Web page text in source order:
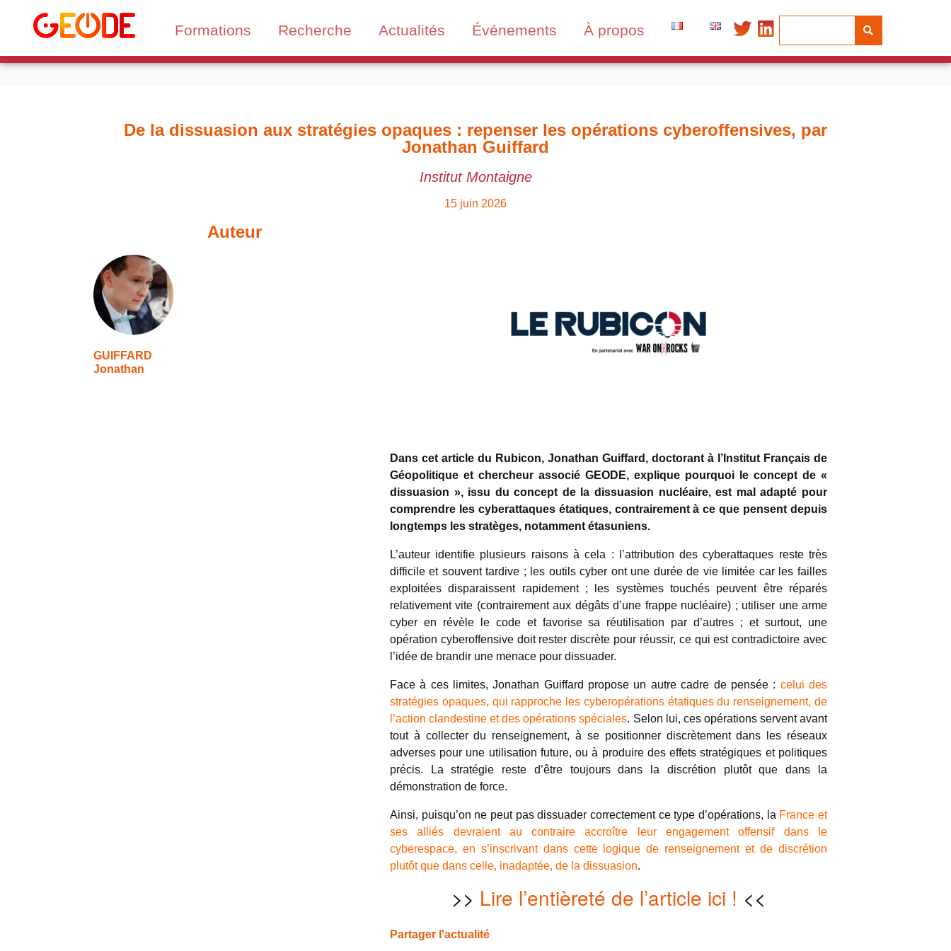
Formations Recherche Actualités Événements À propos
De la dissuasion aux stratégies opaques : repenser les opérations cyberoffensives, par
Jonathan Guiffard
Institut Montaigne
15 juin 2026
Auteur
GUIFFARD
Jonathan
Dans cet article du Rubicon, Jonathan Guiffard, doctorant à l’Institut Français de
Géopolitique et chercheur associé GEODE, explique pourquoi le concept de «
dissuasion », issu du concept de la dissuasion nucléaire, est mal adapté pour
comprendre les cyberattaques étatiques, contrairement à ce que pensent depuis
longtemps les stratèges, notamment étasuniens.
L’auteur identifie plusieurs raisons à cela : l’attribution des cyberattaques reste très
difficile et souvent tardive ; les outils cyber ont une durée de vie limitée car les failles
exploitées disparaissent rapidement ; les systèmes touchés peuvent être réparés
relativement vite (contrairement aux dégâts d’une frappe nucléaire) ; utiliser une arme
cyber en révèle le code et favorise sa réutilisation par d’autres ; et surtout, une
opération cyberoffensive doit rester discrète pour réussir, ce qui est contradictoire avec
l’idée de brandir une menace pour dissuader.
Face à ces limites, Jonathan Guiffard propose un autre cadre de pensée : celui des
stratégies opaques, qui rapproche les cyberopérations étatiques du renseignement, de
l’action clandestine et des opérations spéciales. Selon lui, ces opérations servent avant
tout à collecter du renseignement, à se positionner discrètement dans les réseaux
adverses pour une utilisation future, ou à produire des effets stratégiques et politiques
précis. La stratégie reste d’être toujours dans la discrétion plutôt que dans la
démonstration de force.
Ainsi, puisqu’on ne peut pas dissuader correctement ce type d’opérations, la France et
ses alliés devraient au contraire accroître leur engagement offensif dans le
cyberespace, en s’inscrivant dans cette logique de renseignement et de discrétion
plutôt que dans celle, inadaptée, de la dissuasion.
>> Lire l’entièreté de l’article ici ! <<
Partager l'actualité